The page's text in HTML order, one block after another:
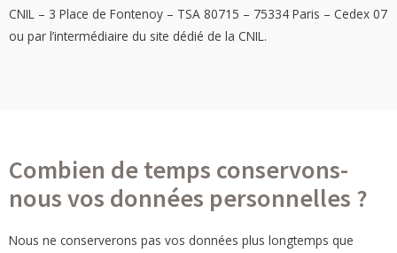
CNIL – 3 Place de Fontenoy – TSA 80715 – 75334 Paris – Cedex 07
ou par l’intermédiaire du site dédié de la CNIL.
Combien de temps conservons-
nous vos données personnelles ?
Nous ne conserverons pas vos données plus longtemps que